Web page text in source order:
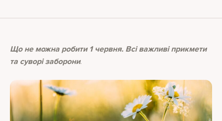
Що не можна робити 1 червня. Всі важливі прикмети
та суворі заборони.